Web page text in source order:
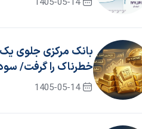
بانک مرکزی جلوی یک
خطرناک را گرفت/
حذف شد
1405-05-14